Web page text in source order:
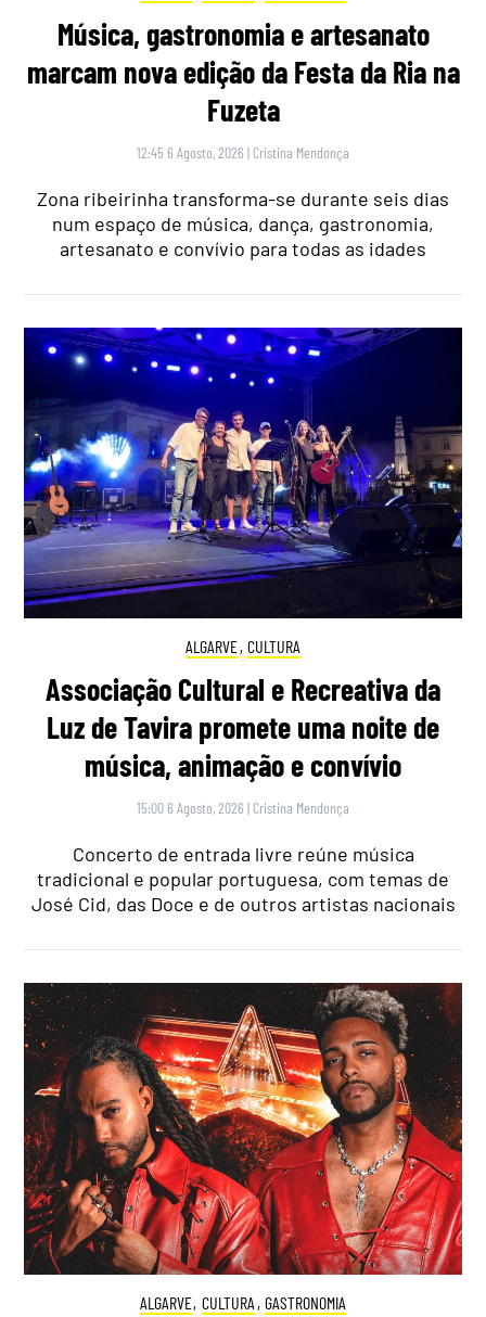
Música, gastronomia e artesanato
marcam nova edição da Festa da Ria na
Fuzeta
12:45 6 Agosto, 2026 | Cristina Mendonça
Zona ribeirinha transforma-se durante seis dias
num espaço de música, dança, gastronomia,
artesanato e convívio para todas as idades
ALGARVE, CULTURA
Associação Cultural e Recreativa da
Luz de Tavira promete uma noite de
música, animação e convívio
15:00 6 Agosto, 2026 | Cristina Mendonça
Concerto de entrada livre reúne música
tradicional e popular portuguesa, com temas de
José Cid, das Doce e de outros artistas nacionais
ALGARVE, CULTURA , GASTRONOMIA